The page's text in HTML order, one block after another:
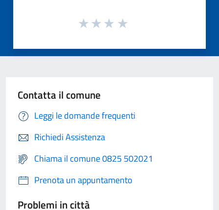
Contatta il comune
Leggi le domande frequenti
Richiedi Assistenza
Chiama il comune 0825 502021
Prenota un appuntamento
Problemi in città